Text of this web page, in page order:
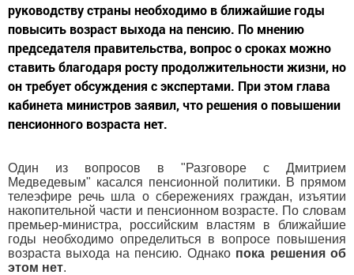
руководству страны необходимо в ближайшие годы
повысить возраст выхода на пенсию. По мнению
председателя правительства, вопрос о сроках можно
ставить благодаря росту продолжительности жизни, но
он требует обсуждения с экспертами. При этом глава
кабинета министров заявил, что решения о повышении
пенсионного возраста нет.
Один из вопросов в "Разговоре с Дмитрием
Медведевым" касался пенсионной политики. В прямом
телеэфире речь шла о сбережениях граждан, изъятии
накопительной части и пенсионном возрасте. По словам
премьер-министра, российским властям в ближайшие
годы необходимо определиться в вопросе повышения
возраста выхода на пенсию. Однако пока решения об
этом нет.